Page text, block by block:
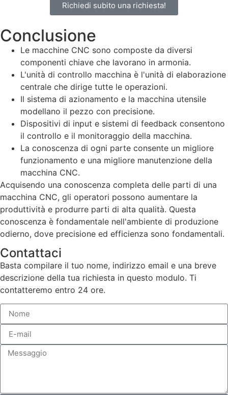
Richiedi subito una richiesta!
Conclusione
Le macchine CNC sono composte da diversi
componenti chiave che lavorano in armonia.
L'unità di controllo macchina è l'unità di elaborazione
centrale che dirige tutte le operazioni.
Il sistema di azionamento e la macchina utensile
modellano il pezzo con precisione.
Dispositivi di input e sistemi di feedback consentono
il controllo e il monitoraggio della macchina.
La conoscenza di ogni parte consente un migliore
funzionamento e una migliore manutenzione della
macchina CNC.
Acquisendo una conoscenza completa delle parti di una
macchina CNC, gli operatori possono aumentare la
produttività e produrre parti di alta qualità. Questa
conoscenza è fondamentale nell'ambiente di produzione
odierno, dove precisione ed efficienza sono fondamentali.
Contattaci
Basta compilare il tuo nome, indirizzo email e una breve
descrizione della tua richiesta in questo modulo. Ti
contatteremo entro 24 ore.